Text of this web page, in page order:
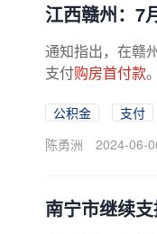
江西赣州：7
通知指出，在赣
支付购房首付款
公积金 支付
陈勇洲
2024-06-
南宁市继续